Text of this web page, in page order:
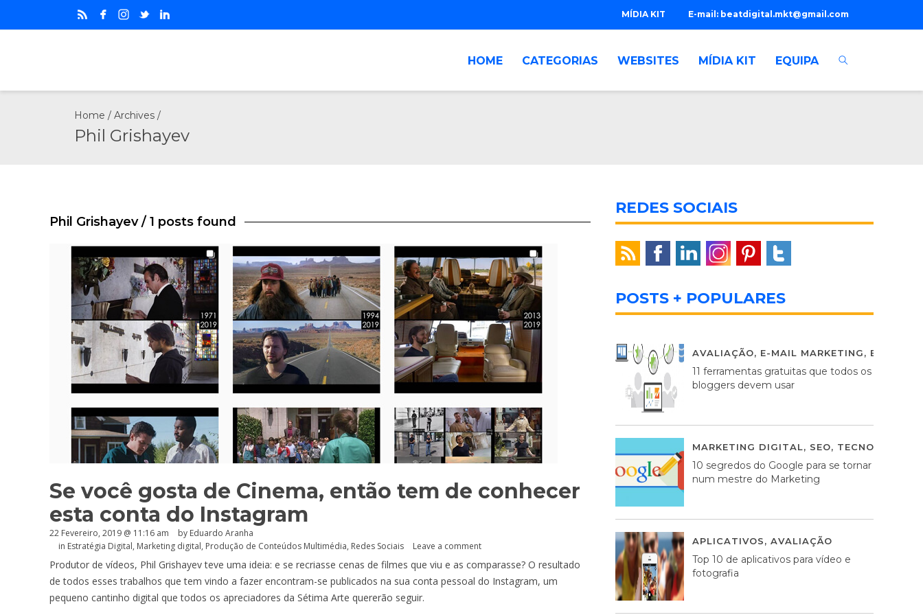
E-mail: beatdigital.mkt@gmail.com
MÍDIA KIT
HOME CATEGORIAS WEBSITES MÍDIA KIT EQUIPA
Home / Archives /
Phil Grishayev
Phil Grishayev/ 1 posts found
Se você gosta de Cinema, então tem de conhecer
esta conta do Instagram
22 Fevereiro, 2019 @ 11:16 am by Eduardo Aranha
in Estratégia Digital, Marketing digital, Produção de Conteúdos Multimédia, Redes Sociais Leave a comment
Produtor de vídeos, Phil Grishayev teve uma ideia: e se recriasse cenas de filmes que viu e as comparasse? O resultado
de todos esses trabalhos que tem vindo a fazer encontram-se publicados na sua conta pessoal do Instagram, um
pequeno cantinho digital que todos os apreciadores da Sétima Arte quererão seguir.
REDES SOCIAIS
POSTS + POPULARES
AVALIAÇÃO, E-MAIL MARKETING,
11 ferramentas gratuitas que todos os
bloggers devem usar
MARKETING DIGITAL, SEO, TECNOLOGIA
10 segredos do Google para se tornar
num mestre do Marketing
APLICATIVOS, AVALIAÇÃO
Top 10 de aplicativos para vídeo e
fotografia